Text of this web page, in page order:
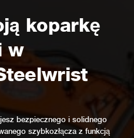
koparkę
w
bezpiecznego i solidnego
szybkozłącza z funkcją